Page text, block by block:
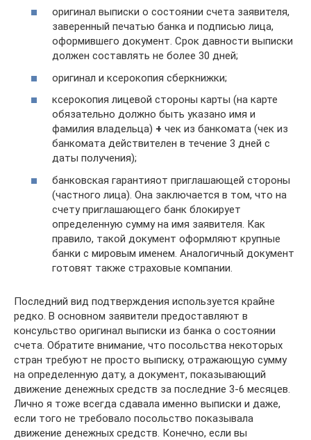
оригинал выписки о состоянии счета заявителя,
заверенный печатью банка и подписью лица,
оформившего документ. Срок давности выписки
должен составлять не более 30 дней;
оригинал и ксерокопия сберкнижки;
ксерокопия лицевой стороны карты (на карте
обязательно должно быть указано имя и
фамилия владельца) + чек из банкомата (чек из
банкомата действителен в течение 3 дней с
даты получения);
банковская гарантияот приглашающей стороны
(частного лица). Она заключается в том, что на
счету приглашающего банк блокирует
определенную сумму на имя заявителя. Как
правило, такой документ оформляют крупные
банки с мировым именем. Аналогичный документ
готовят также страховые компании.
Последний вид подтверждения используется крайне
редко. В основном заявители предоставляют в
консульство оригинал выписки из банка о состоянии
счета. Обратите внимание, что посольства некоторых
стран требуют не просто выписку, отражающую сумму
на определенную дату, а документ, показывающий
движение денежных средств за последние 3-6 месяцев.
Лично я тоже всегда сдавала именно выписки и даже,
если того не требовало посольство показывала
движение денежных средств. Конечно, если вы